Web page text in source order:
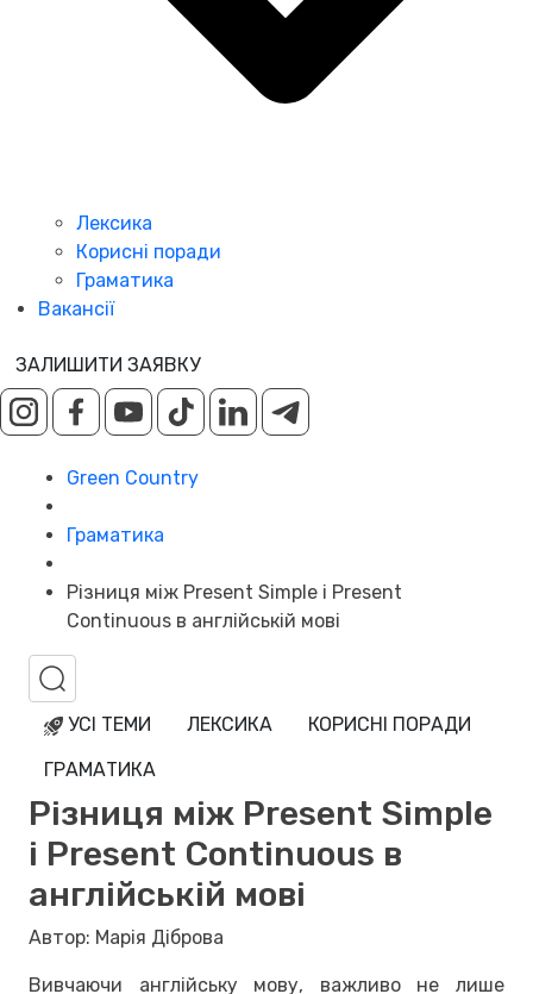
Лексика
Корисні поради
Граматика
Вакансії
ЗАЛИШИТИ ЗАЯВКУ
Green Country
Граматика
Різниця між Present Simple і Present
Continuous в англійській мові
УСІ ТЕМИ ЛЕКСИКА
КОРИСНІ ПОРАДИ
ГРАМАТИКА
Різниця між Present Simple
і Present Continuous в
англійській мові
Автор: Марія Діброва
Вивчаючи англійську мову, важливо не лише